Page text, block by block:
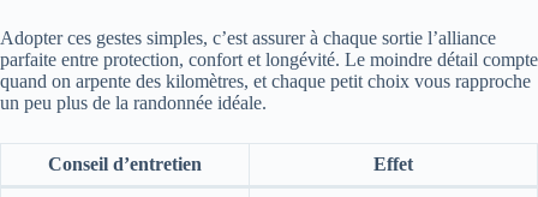
Adopter ces gestes simples, c’est assurer à chaque sortie l’alliance
parfaite entre protection, confort et longévité. Le moindre détail compte
quand on arpente des kilomètres, et chaque petit choix vous rapproche
un peu plus de la randonnée idéale.
Conseil d’entretien Effet